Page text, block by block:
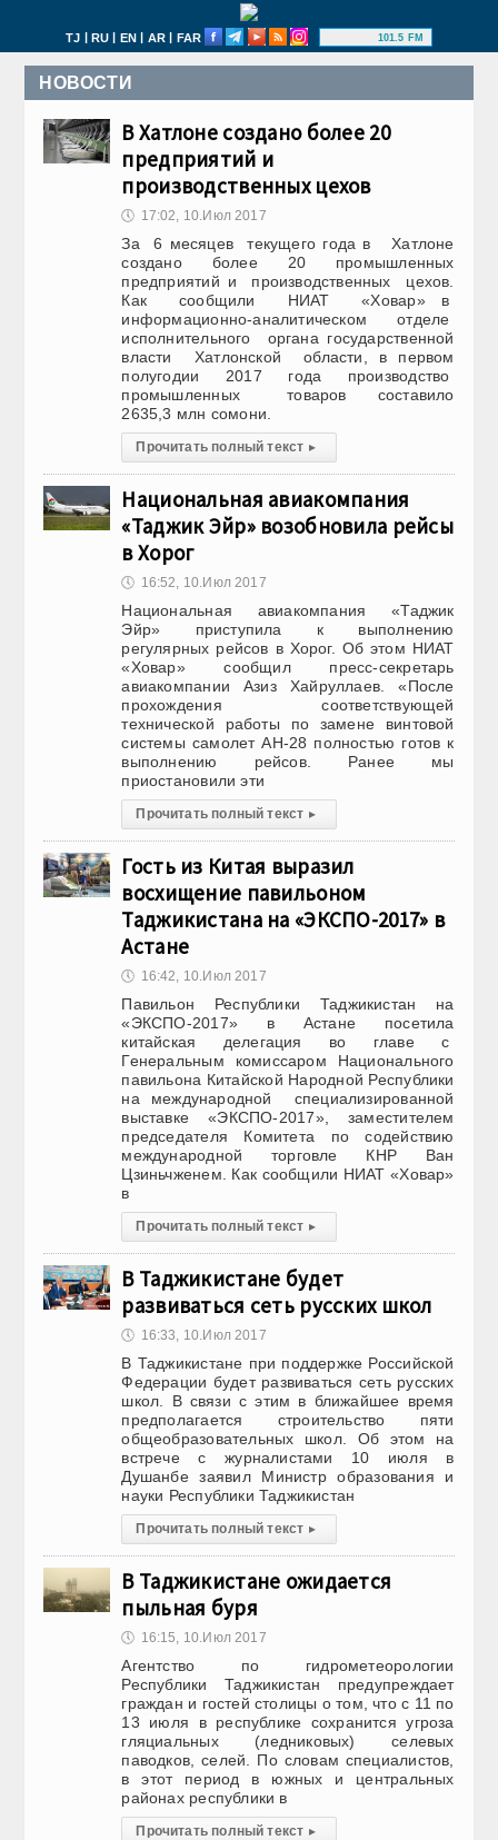
TJ | RU | EN | AR | FAR 101.5 FM
НОВОСТИ
В Хатлоне создано более 20
предприятий и
производственных цехов
🕔 17:02, 10.Июл 2017
За 6 месяцев текущего года в Хатлоне
создано более 20 промышленных
предприятий и производственных цехов.
Как сообщили НИАТ «Ховар» в
информационно-аналитическом отделе
исполнительного органа государственной
власти Хатлонской области, в первом
полугодии 2017 года производство
промышленных товаров составило
2635,3 млн сомони.
Прочитать полный текст ▸
Национальная авиакомпания
«Таджик Эйр» возобновила рейсы
в Хорог
🕔 16:52, 10.Июл 2017
Национальная авиакомпания «Таджик
Эйр» приступила к выполнению
регулярных рейсов в Хорог. Об этом НИАТ
«Ховар» сообщил пресс-секретарь
авиакомпании Азиз Хайруллаев. «После
прохождения соответствующей
технической работы по замене винтовой
системы самолет АН-28 полностью готов к
выполнению рейсов. Ранее мы
приостановили эти
Прочитать полный текст ▸
Гость из Китая выразил
восхищение павильоном
Таджикистана на «ЭКСПО-2017» в
Астане
🕔 16:42, 10.Июл 2017
Павильон Республики Таджикистан на
«ЭКСПО-2017» в Астане посетила
китайская делегация во главе с
Генеральным комиссаром Национального
павильона Китайской Народной Республики
на международной специализированной
выставке «ЭКСПО-2017», заместителем
председателя Комитета по содействию
международной торговле КНР Ван
Цзиньчженем. Как сообщили НИАТ «Ховар»
в
Прочитать полный текст ▸
В Таджикистане будет
развиваться сеть русских школ
🕔 16:33, 10.Июл 2017
В Таджикистане при поддержке Российской
Федерации будет развиваться сеть русских
школ. В связи с этим в ближайшее время
предполагается строительство пяти
общеобразовательных школ. Об этом на
встрече с журналистами 10 июля в
Душанбе заявил Министр образования и
науки Республики Таджикистан
Прочитать полный текст ▸
В Таджикистане ожидается
пыльная буря
🕔 16:15, 10.Июл 2017
Агентство по гидрометеорологии
Республики Таджикистан предупреждает
граждан и гостей столицы о том, что с 11 по
13 июля в республике сохранится угроза
гляциальных (ледниковых) селевых
паводков, селей. По словам специалистов,
в этот период в южных и центральных
районах республики в
Прочитать полный текст ▸